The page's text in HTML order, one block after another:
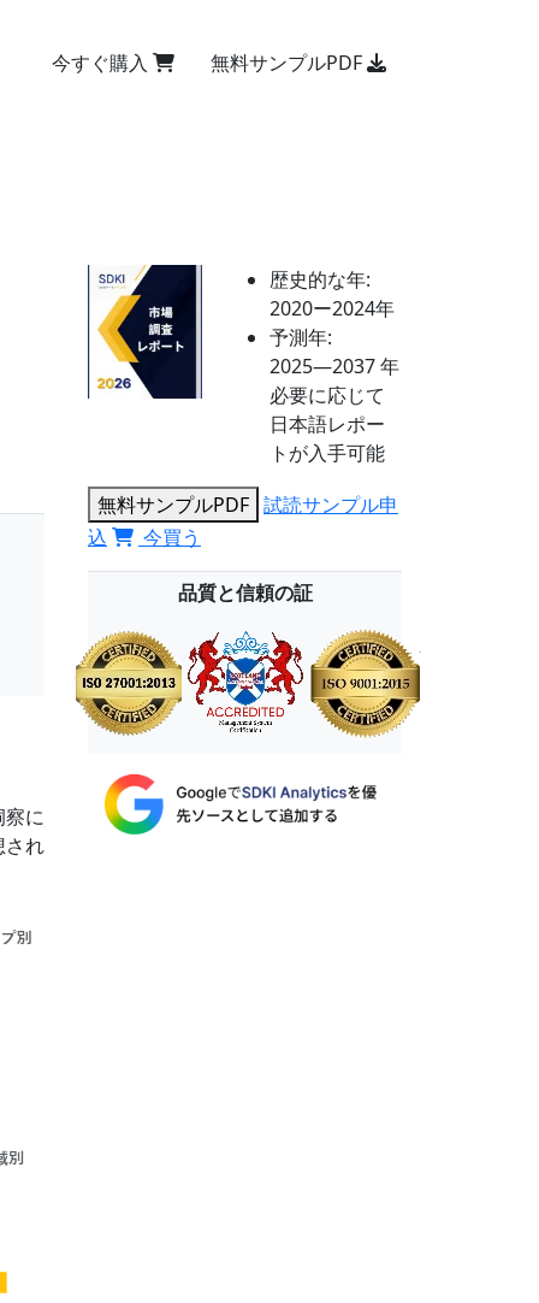
今すぐ購入 無料サンプルPDF
に
され
歴史的な年:
2020ー2024年
予測年:
2025―2037 年
必要に応じて
日本語レポー
トが入手可能
無料サンプルPDF 試読サンプル申
込
今買う
品質と信頼の証